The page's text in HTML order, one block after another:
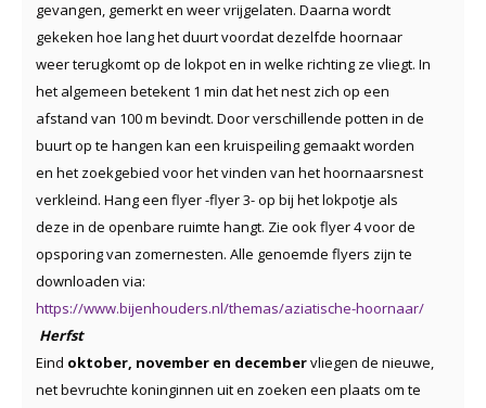
gevangen, gemerkt en weer vrijgelaten. Daarna wordt
gekeken hoe lang het duurt voordat dezelfde hoornaar
weer terugkomt op de lokpot en in welke richting ze vliegt. In
het algemeen betekent 1 min dat het nest zich op een
afstand van 100 m bevindt. Door verschillende potten in de
buurt op te hangen kan een kruispeiling gemaakt worden
en het zoekgebied voor het vinden van het hoornaarsnest
verkleind. Hang een flyer -flyer 3- op bij het lokpotje als
deze in de openbare ruimte hangt. Zie ook flyer 4 voor de
opsporing van zomernesten. Alle genoemde flyers zijn te
downloaden via:
https://www.bijenhouders.nl/themas/aziatische-hoornaar/
Herfst
Eind oktober, november en decembervliegen de nieuwe,
net bevruchte koninginnen uit en zoeken een plaats om te